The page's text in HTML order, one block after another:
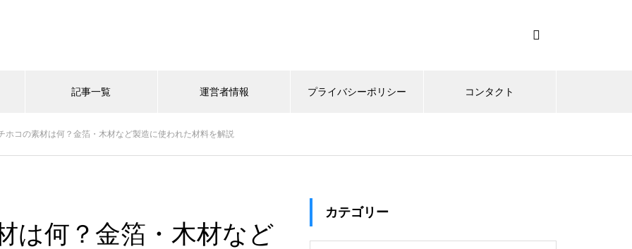
記事一覧 運営者情報 プライバシーポリシー コンタクト
ホコの素材は何？金箔・木材など製造に使われた材料を解説
は何？金箔・木材など
カテゴリー